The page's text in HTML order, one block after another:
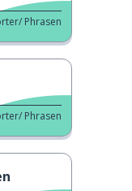
Phrasen
Phrasen